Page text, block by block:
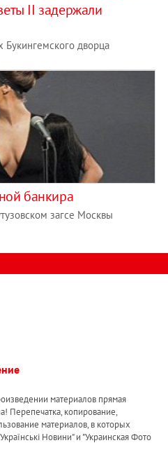
II задержали
дворца
банкира
загсе Москвы
материалов прямая
Перепечатка, копирование,
материалов, в которых
Новини" и "Украинская Фото